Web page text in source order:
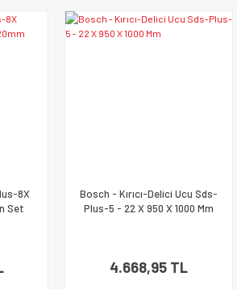
8X
Set
Bosch - Kırıcı-Delici Ucu Sds-
Plus-5 - 22 X 950 X 1000 Mm
4.668,95 TL